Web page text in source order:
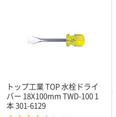
トップ工業 TOP 水栓ドライ
バー 18X100mm TWD-100 1
本 301-6129